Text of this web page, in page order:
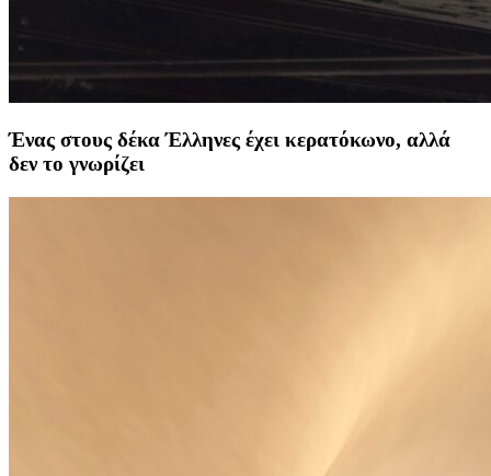
Ένας στους δέκα Έλληνες έχει κερατόκωνο, αλλά
δεν το γνωρίζει